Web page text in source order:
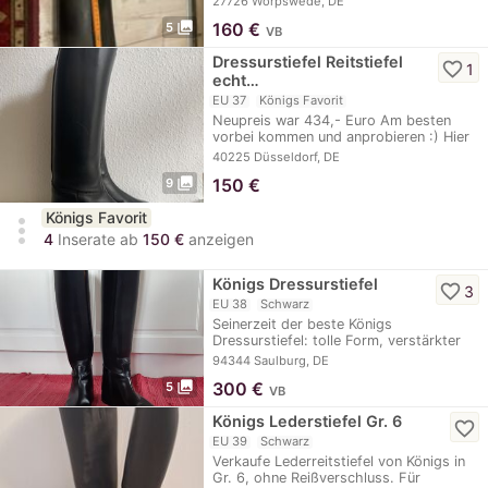
5 photo_library 160 € VB
9 photo_library
Dressurstiefel Reitstiefel
echt…
EU 37 Königs Favorit
Neupreis war 434,- Euro Am besten
vorbei kommen und anprobieren :) Hier
die…
40225 Düsseldorf, DE
favorite_border1
150 €
more_vert
Königs Favorit
4 Inserate ab 150 € anzeigen
5 photo_library
Königs Dressurstiefel
EU 38 Schwarz
Seinerzeit der beste Königs
Dressurstiefel: tolle Form, verstärkter
Aussenschaft,…
94344 Saulburg, DE
favorite_border 3
300 € VB
Königs Lederstiefel Gr. 6
EU 39 Schwarz
Verkaufe Lederreitstiefel von Königs in
Gr. 6, ohne Reißverschluss. Für
favorite_border